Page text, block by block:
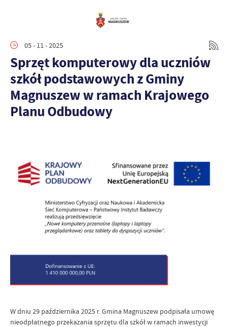
05 - 11 - 2025
Sprzęt komputerowy dla uczniów
szkół podstawowych z Gminy
Magnuszew w ramach Krajowego
Planu Odbudowy
W dniu 29 października 2025 r. Gmina Magnuszew podpisała umowę
nieodpłatnego przekazania sprzętu dla szkół w ramach inwestycji